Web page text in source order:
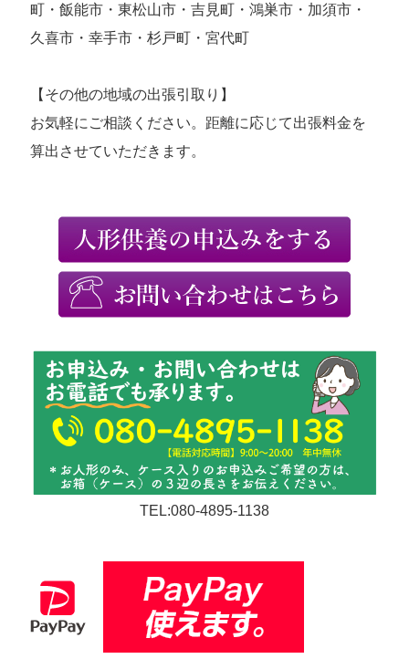
町・飯能市・東松山市・吉見町・鴻巣市・加須市・
久喜市・幸手市・杉戸町・宮代町
【その他の地域の出張引取り】
お気軽にご相談ください。距離に応じて出張料金を
算出させていただきます。
TEL:080-4895-1138